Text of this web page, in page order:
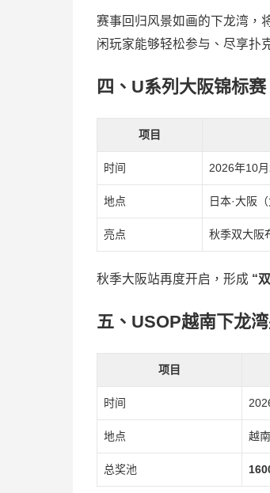
赛事回归风景如画的下龙湾，
闲玩家能够轻松参与、尽享扑
四、U系列大阪锦标赛
项目
时间 2026年10
地点 日本·大阪
亮点 秋季双大阪
秋季大阪站再度开启，形成 “
五、USOP越南下龙
项目
时间
地点 越
总奖池